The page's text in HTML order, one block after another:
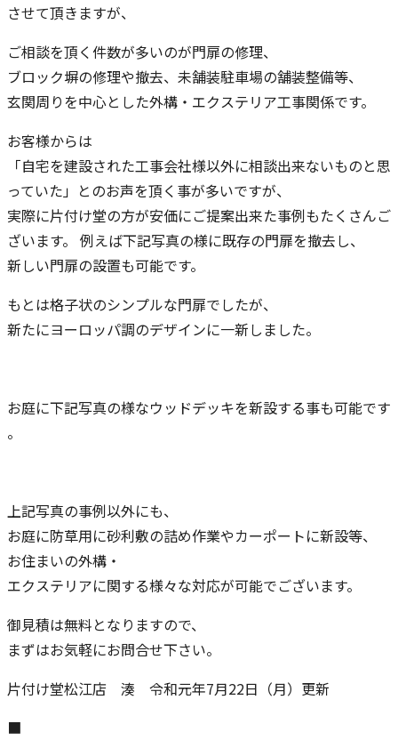
させて頂きますが、
ご相談を頂く件数が多いのが門扉の修理、
ブロック塀の修理や撤去、未舗装駐車場の舗装整備等、
玄関周りを中心とした外構・エクステリア工事関係です。
お客様からは
「自宅を建設された工事会社様以外に相談出来ないものと思
っていた」とのお声を頂く事が多いですが、
実際に片付け堂の方が安価にご提案出来た事例もたくさんご
ざいます。 例えば下記写真の様に既存の門扉を撤去し、
新しい門扉の設置も可能です。
もとは格子状のシンプルな門扉でしたが、
新たにヨーロッパ調のデザインに一新しました。
お庭に下記写真の様なウッドデッキを新設する事も可能です
。
上記写真の事例以外にも、
お庭に防草用に砂利敷の詰め作業やカーポートに新設等、
お住まいの外構・
エクステリアに関する様々な対応が可能でございます。
御見積は無料となりますので、
まずはお気軽にお問合せ下さい。
片付け堂松江店 湊 令和元年7月22日（月）更新
■